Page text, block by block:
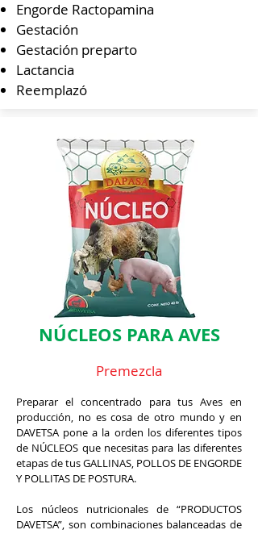
Engorde Ractopamina
Gestación
Gestación preparto
Lactancia
Reemplazó
NÚCLEOS PARA AVES
Premezcla
Preparar el concentrado para tus Aves en
producción, no es cosa de otro mundo y en
DAVETSA pone a la orden los diferentes tipos
de NÚCLEOS que necesitas para las diferentes
etapas de tus GALLINAS, POLLOS DE ENGORDE
Y POLLITAS DE POSTURA.
Los núcleos nutricionales de “PRODUCTOS
DAVETSA”, son combinaciones balanceadas de